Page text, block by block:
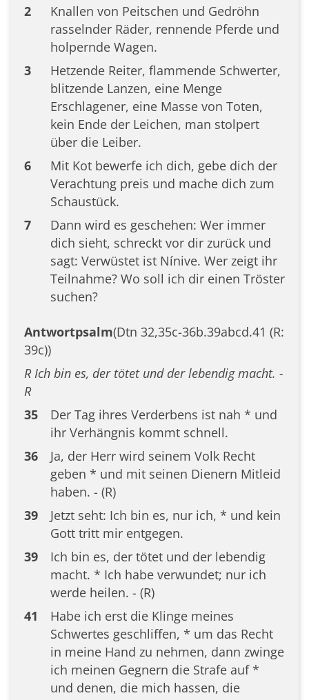
2
Knallen von Peitschen und Gedröhn
rasselnder Räder, rennende Pferde und
holpernde Wagen.
3
Hetzende Reiter, flammende Schwerter,
blitzende Lanzen, eine Menge
Erschlagener, eine Masse von Toten,
kein Ende der Leichen, man stolpert
über die Leiber.
6
Mit Kot bewerfe ich dich, gebe dich der
Verachtung preis und mache dich zum
Schaustück.
7
Dann wird es geschehen: Wer immer
dich sieht, schreckt vor dir zurück und
sagt: Verwüstet ist Nínive. Wer zeigt ihr
Teilnahme? Wo soll ich dir einen Tröster
suchen?
Antwortpsalm(Dtn 32,35c-36b.39abcd.41 (R:
39c))
R Ich bin es, der tötet und der lebendig macht. -
R
35
Der Tag ihres Verderbens ist nah * und
ihr Verhängnis kommt schnell.
36
Ja, der Herr wird seinem Volk Recht
geben * und mit seinen Dienern Mitleid
haben. - (R)
39
Jetzt seht: Ich bin es, nur ich, * und kein
Gott tritt mir entgegen.
39
Ich bin es, der tötet und der lebendig
macht. * Ich habe verwundet; nur ich
werde heilen. - (R)
41
Habe ich erst die Klinge meines
Schwertes geschliffen, * um das Recht
in meine Hand zu nehmen, dann zwinge
ich meinen Gegnern die Strafe auf *
und denen, die mich hassen, die